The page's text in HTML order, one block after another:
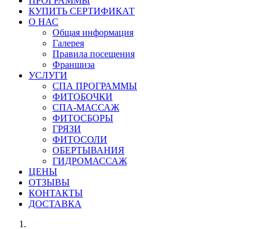
КУПИТЬ СЕРТИФИКАТ
О НАС
Общая информация
Галерея
Правила посещения
Франшиза
УСЛУГИ
СПА ПРОГРАММЫ
ФИТОБОЧКИ
СПА-МАССАЖ
ФИТОСБОРЫ
ГРЯЗИ
ФИТОСОЛИ
ОБЕРТЫВАНИЯ
ГИДРОМАССАЖ
ЦЕНЫ
ОТЗЫВЫ
КОНТАКТЫ
ДОСТАВКА